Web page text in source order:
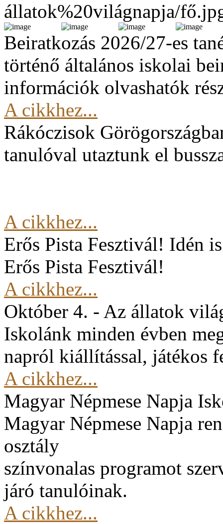
állatok%20világnapja/
Beiratkozás 2026/27-es
történő általános iskolai
információk olvashatók
A cikkhez...
Rákóczisok
tanulóval utaztunk el
A cikkhez...
Erős Pista Fesztivál! Idén
Erős Pista Fesztivál!
A cikkhez...
Október 4. - Az állatok
Iskolánk minden évben
napról kiállítással, játékos
A cikkhez...
Magyar Népmese Napja
Magyar Népmese Napja
osztály
színvonalas programot
járó tanulóinak.
A cikkhez...